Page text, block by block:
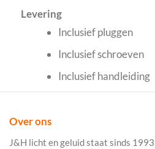
Levering
Inclusief pluggen
Inclusief schroeven
Inclusief handleiding
Over ons
J&H licht en geluid staat sinds